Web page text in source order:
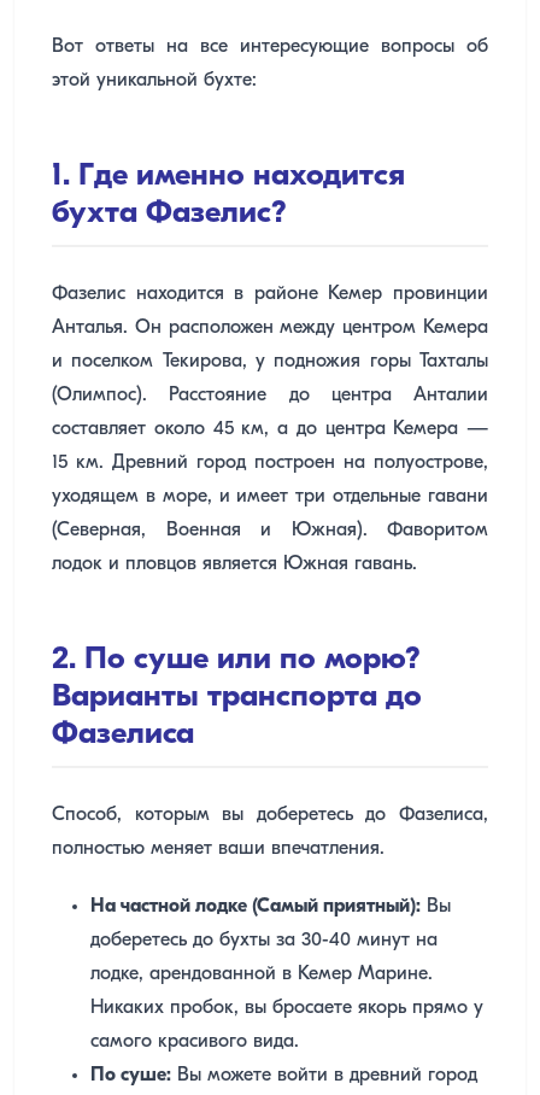
Вот ответы на все интересующие вопросы об
этой уникальной бухте:
1. Где именно находится
бухта Фазелис?
Фазелис находится в районе Кемер провинции
Анталья. Он расположен между центром Кемера
и поселком Текирова, у подножия горы Тахталы
(Олимпос). Расстояние до центра Анталии
составляет около 45 км, а до центра Кемера —
15 км. Древний город построен на полуострове,
уходящем в море, и имеет три отдельные гавани
(Северная, Военная и Южная). Фаворитом
лодок и пловцов является Южная гавань.
2. По суше или по морю?
Варианты транспорта до
Фазелиса
Способ, которым вы доберетесь до Фазелиса,
полностью меняет ваши впечатления.
На частной лодке (Самый приятный): Вы
доберетесь до бухты за 30-40 минут на
лодке, арендованной в Кемер Марине.
Никаких пробок, вы бросаете якорь прямо у
самого красивого вида.
По суше: Вы можете войти в древний город